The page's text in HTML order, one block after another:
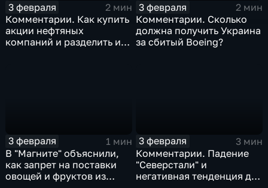
3 февраля
2 мин
Комментарии. Как купить
акции нефтяных
компаний и разделить их
3 февраля
2 мин
Комментарии. Сколько
должна получить Украина
за сбитый Boeing?
3 февраля
1 мин
В "Магните" объяснили,
как запрет на поставки
овощей и фруктов из
3 февраля
3 мин
Комментарии. Падение
"Северстали" и
негативная тенденция для